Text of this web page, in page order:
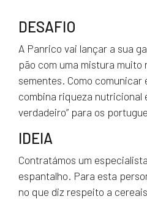
DESAFIO
A Panrico vai lançar a sua
pão com uma mistura muito
sementes. Como
combina riqueza nutricional
verdadeiro” para os
IDEIA
Contratámos um
espantalho. Para esta
no que diz respeito a